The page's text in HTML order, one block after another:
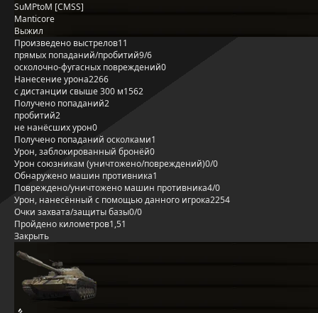
SuMPtoM [CMSS]
Manticore
Выжил
Произведено выстрелов11
прямых попаданий/пробитий9/6
осколочно-фугасных повреждений0
Нанесение урона2266
с дистанции свыше 300 м1562
Получено попаданий2
пробитий2
не нанёсших урон0
Получено попаданий осколками1
Урон, заблокированный бронёй0
Урон союзникам (уничтожено/повреждений)0/0
Обнаружено машин противника1
Повреждено/уничтожено машин противника4/0
Урон, нанесённый с помощью данного игрока2254
Очки захвата/защиты базы0/0
Пройдено километров1,51
Закрыть